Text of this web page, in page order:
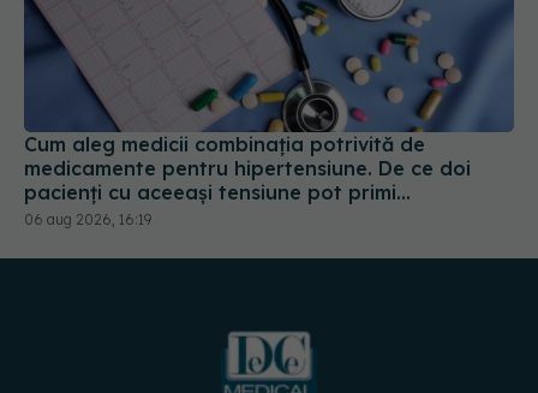
Cum aleg medicii combinația potrivită de
medicamente pentru hipertensiune. De ce doi
pacienți cu aceeași tensiune pot primi
tratamente diferite
06 aug 2026, 16:19